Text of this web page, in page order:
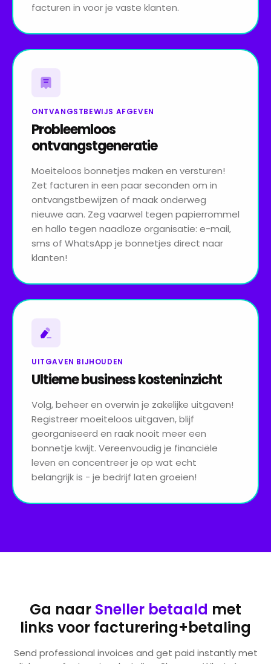
facturen in voor je vaste klanten.
ONTVANGSTBEWIJS AFGEVEN
Probleemloos
ontvangstgeneratie
Moeiteloos bonnetjes maken en versturen!
Zet facturen in een paar seconden om in
ontvangstbewijzen of maak onderweg
nieuwe aan. Zeg vaarwel tegen papierrommel
en hallo tegen naadloze organisatie: e-mail,
sms of WhatsApp je bonnetjes direct naar
klanten!
UITGAVEN BIJHOUDEN
Ultieme business kosteninzicht
Volg, beheer en overwin je zakelijke uitgaven!
Registreer moeiteloos uitgaven, blijf
georganiseerd en raak nooit meer een
bonnetje kwijt. Vereenvoudig je financiële
leven en concentreer je op wat echt
belangrijk is - je bedrijf laten groeien!
Ga naar Sneller betaald met
links voor facturering+betaling
Send professional invoices and get paid instantly met